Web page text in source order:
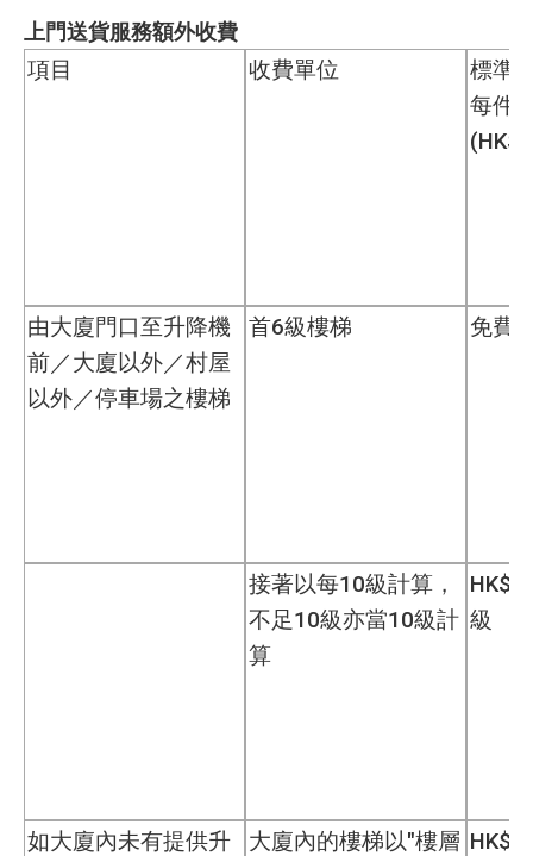
上門送貨服務額外收費
項目 收費單位
標準
每件
(HK$)
由大廈門口至升降機
前／大廈以外／村屋
以外／停車場之樓梯
首6級樓梯 免費
接著以每10級計算，
不足10級亦當10級計
算
級
如大廈內未有提供升
大廈內的樓梯以"樓層